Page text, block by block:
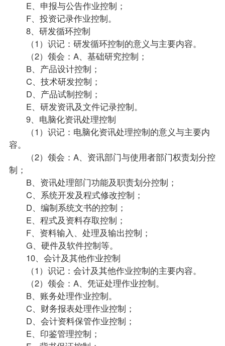
E、申报与公告作业控制；
F、投资记录作业控制。
8、研发循环控制
（1）识记：研发循环控制的意义与主要内容。
（2）领会：A、基础研究控制；
B、产品设计控制；
C、技术研发控制；
D、产品试制控制；
E、研发资讯及文件记录控制。
9、电脑化资讯处理控制
（1）识记：电脑化资讯处理控制的意义与主要内
容。
（2）领会：A、资讯部门与使用者部门权责划分控
制；
B、资讯处理部门功能及职责划分控制；
C、系统开发及程式修改控制；
D、编制系统文书的控制；
E、程式及资料存取控制；
F、资料输入、处理及输出控制；
G、硬件及软件控制等。
10、会计及其他作业控制
（1）识记：会计及其他作业控制的主要内容。
（2）领会：A、凭证处理作业控制。
B、账务处理作业控制。
C、财务报表处理作业控制；
D、会计资料保管作业控制；
E、印鉴管理控制；